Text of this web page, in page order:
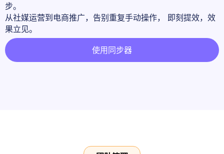
步。
从社媒运营到电商推广，告别重复手动操作， 即刻提效，效
果立见。
使用同步器